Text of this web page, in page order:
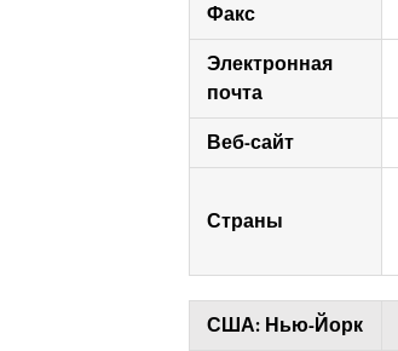
Факс
Электронная
почта
Веб-сайт
Страны
США: Нью-Йорк